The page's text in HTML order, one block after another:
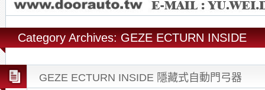
Category Archives: GEZE ECTURN INSIDE
GEZE ECTURN INSIDE 隱藏式自動門弓器